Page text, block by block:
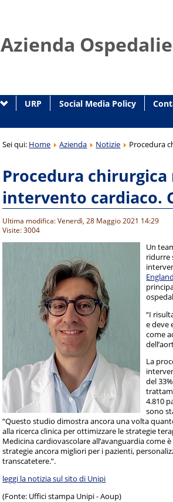
Azienda
URP Social Media Policy
Sei qui: Home Azienda Notizie Procedura
Procedura
intervento cardiaco.
Ultima modifica: Venerdì, 28 Maggio 2021 14:29
Visite: 3004
Un
ridurre
“I
e deve
come
La
del
4.810
sono
“Questo studio dimostra ancora una volta
alla ricerca clinica per ottimizzare le strategie
Medicina cardiovascolare all’avanguardia come
strategie ancora migliori per i pazienti,
transcatetere.”.
leggi la notizia sul sito di Unipi
(Fonte: Uffici stampa Unipi - Aoup)